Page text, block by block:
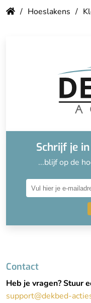
Hoeslakens
Schrijf je
...blijf op de
Contact
Heb je vragen? Stuur
support@dekbed-